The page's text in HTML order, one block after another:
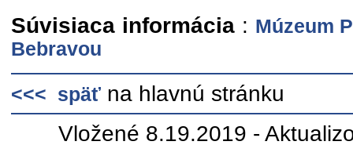
Súvisiaca informácia: Múzeum
Bebravou
<<< späť na hlavnú stránku
Vložené 8.19.2019 -